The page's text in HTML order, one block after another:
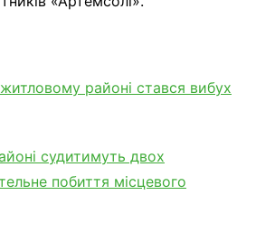
районі стався вибух
судитимуть двох
побиття місцевого